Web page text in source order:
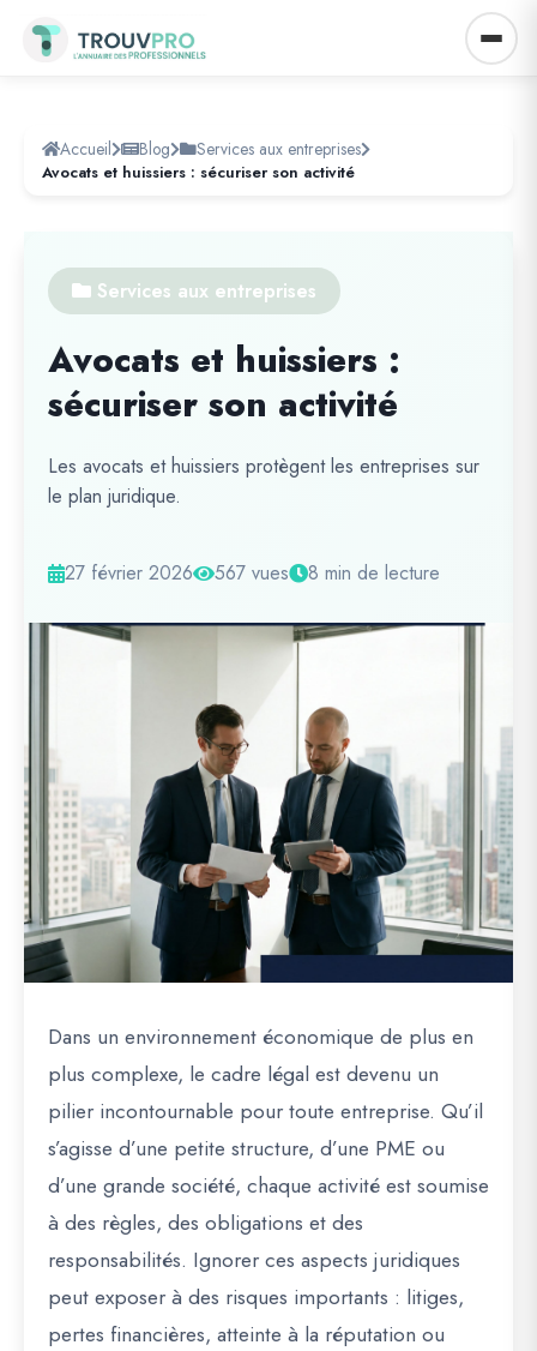
Accueil Blog Services aux entreprises
Avocats et huissiers : sécuriser son activité
Services aux entreprises
Avocats et huissiers :
sécuriser son activité
Les avocats et huissiers protègent les entreprises sur
le plan juridique.
27 février 2026 567 vues 8 min de lecture
Dans un environnement économique de plus en
plus complexe, le cadre légal est devenu un
pilier incontournable pour toute entreprise. Qu’il
s’agisse d’une petite structure, d’une PME ou
d’une grande société, chaque activité est soumise
à des règles, des obligations et des
responsabilités. Ignorer ces aspects juridiques
peut exposer à des risques importants : litiges,
pertes financières, atteinte à la réputation ou